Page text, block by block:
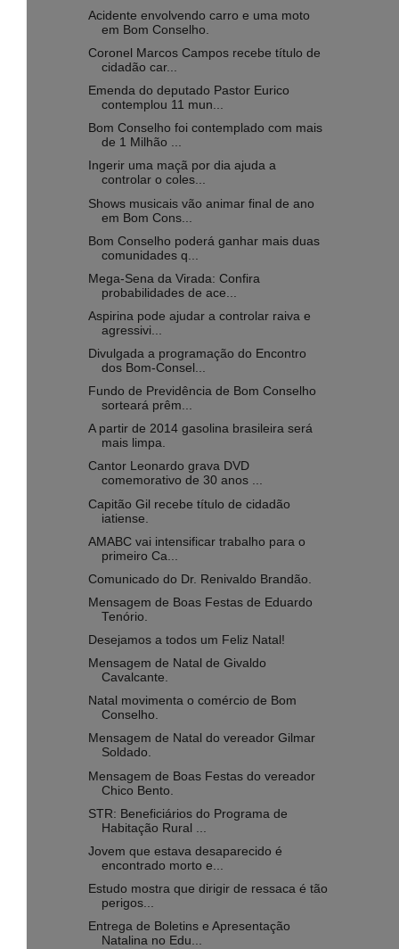
Acidente envolvendo carro e uma moto
em Bom Conselho.
Coronel Marcos Campos recebe título de
cidadão car...
Emenda do deputado Pastor Eurico
contemplou 11 mun...
Bom Conselho foi contemplado com mais
de 1 Milhão ...
Ingerir uma maçã por dia ajuda a
controlar o coles...
Shows musicais vão animar final de ano
em Bom Cons...
Bom Conselho poderá ganhar mais duas
comunidades q...
Mega-Sena da Virada: Confira
probabilidades de ace...
Aspirina pode ajudar a controlar raiva e
agressivi...
Divulgada a programação do Encontro
dos Bom-Consel...
Fundo de Previdência de Bom Conselho
sorteará prêm...
A partir de 2014 gasolina brasileira será
mais limpa.
Cantor Leonardo grava DVD
comemorativo de 30 anos ...
Capitão Gil recebe título de cidadão
iatiense.
AMABC vai intensificar trabalho para o
primeiro Ca...
Comunicado do Dr. Renivaldo Brandão.
Mensagem de Boas Festas de Eduardo
Tenório.
Desejamos a todos um Feliz Natal!
Mensagem de Natal de Givaldo
Cavalcante.
Natal movimenta o comércio de Bom
Conselho.
Mensagem de Natal do vereador Gilmar
Soldado.
Mensagem de Boas Festas do vereador
Chico Bento.
STR: Beneficiários do Programa de
Habitação Rural ...
Jovem que estava desaparecido é
encontrado morto e...
Estudo mostra que dirigir de ressaca é tão
perigos...
Entrega de Boletins e Apresentação
Natalina no Edu...